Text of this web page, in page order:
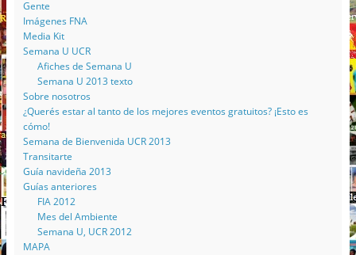
Gente
Imágenes FNA
Media Kit
Semana U UCR
Afiches de Semana U
Semana U 2013 texto
Sobre nosotros
¿Querés estar al tanto de los mejores eventos gratuitos? ¡Esto es
cómo!
Semana de Bienvenida UCR 2013
Transitarte
Guía navideña 2013
Guías anteriores
FIA 2012
Mes del Ambiente
Semana U, UCR 2012
MAPA